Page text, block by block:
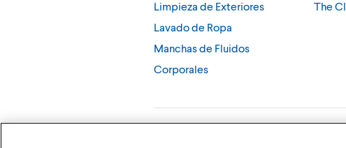
Limpieza de Exteriores
Lavado de Ropa
Manchas de Fluidos
Corporales
The